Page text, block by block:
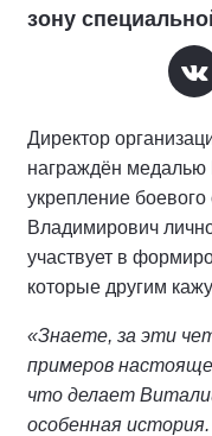
зону
Директор
награждён
укрепление боевого
Владимирович
участвует в
которые другим
«Знаете, за эти
примеров
что делает
особенная